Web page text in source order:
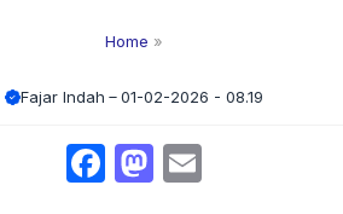
Home »
Fajar Indah 01-02-2026 - 08.19
Facebook
Mastodon